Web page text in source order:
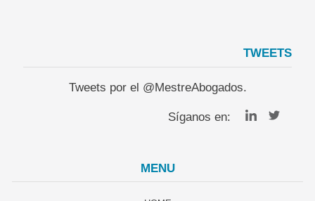
TWEETS
Tweets por el @MestreAbogados.
Síganos en:
MENU